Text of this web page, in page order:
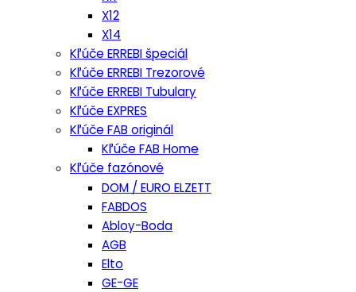
X12
X14
Kľúče ERREBI špeciál
Kľúče ERREBI Trezorové
Kľúče ERREBI Tubulary
Kľúče EXPRES
Kľúče FAB originál
Kľúče FAB Home
Kľúče fazónové
DOM / EURO ELZETT
FABDOS
Abloy-Boda
AGB
Elto
GE-GE